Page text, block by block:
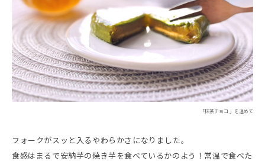
「抹茶チョコ 」を温めて
フォークがスッと入るやわらかさになりました。
食感はまるで安納芋の焼き芋を食べているかのよう！常温で食べた